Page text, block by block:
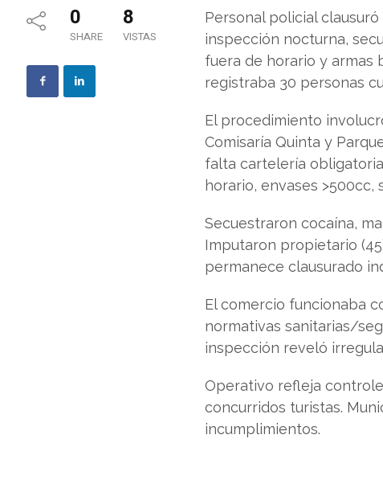
0
SHARE
8
VISTAS
Personal policial
inspección nocturna,
fuera de horario y armas
registraba 30 personas
El procedimiento
Comisaría Quinta y
falta cartelería
horario, envases >500cc,
Secuestraron cocaína,
Imputaron propietario
permanece clausurado
El comercio funcionaba
normativas sanitarias/
inspección reveló
Operativo refleja
concurridos turistas.
incumplimientos.